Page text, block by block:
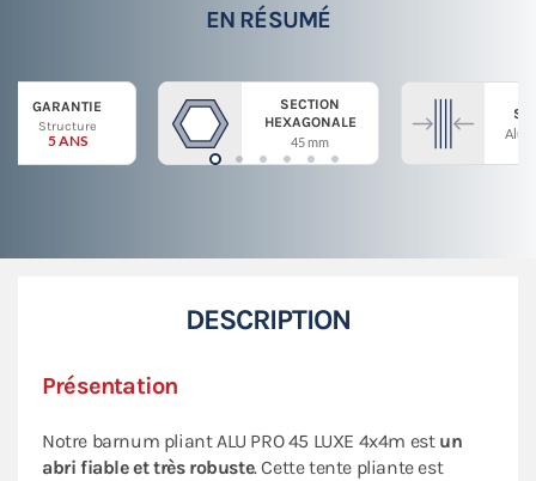
EN RÉSUMÉ
GARANTIE
Structure
5 ANS
SECTION
HEXAGONALE
45 mm
DESCRIPTION
Présentation
Notre barnum pliant ALU PRO 45 LUXE 4x4m est un
abri fiable et très robuste. Cette tente pliante est